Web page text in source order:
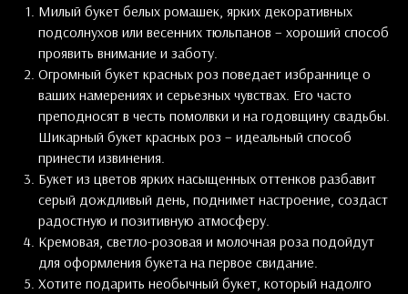
Милый букет белых ромашек, ярких декоративных
подсолнухов или весенних тюльпанов – хороший способ
проявить внимание и заботу.
Огромный букет красных роз поведает избраннице о
ваших намерениях и серьезных чувствах. Его часто
преподносят в честь помолвки и на годовщину свадьбы.
Шикарный букет красных роз – идеальный способ
принести извинения.
Букет из цветов ярких насыщенных оттенков разбавит
серый дождливый день, поднимет настроение, создаст
радостную и позитивную атмосферу.
Кремовая, светло-розовая и молочная роза подойдут
для оформления букета на первое свидание.
Хотите подарить необычный букет, который надолго